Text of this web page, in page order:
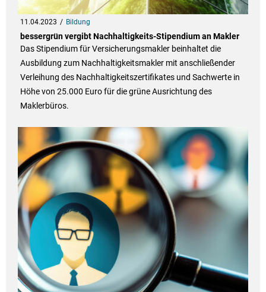
11.04.2023 Bildung
bessergrün vergibt Nachhaltigkeits-Stipendium an Makler
Das Stipendium für Versicherungsmakler beinhaltet die
Ausbildung zum Nachhaltigkeitsmakler mit anschließender
Verleihung des Nachhaltigkeitszertifikates und Sachwerte in
Höhe von 25.000 Euro für die grüne Ausrichtung des
Maklerbüros.